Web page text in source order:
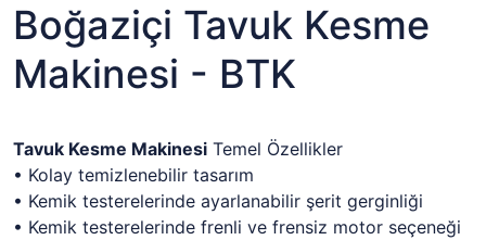
Boğaziçi Tavuk Kesme
Makinesi - BTK
Tavuk Kesme Makinesi Temel Özellikler
• Kolay temizlenebilir tasarım
• Kemik testerelerinde ayarlanabilir şerit gerginliği
• Kemik testerelerinde frenli ve frensiz motor seçeneği